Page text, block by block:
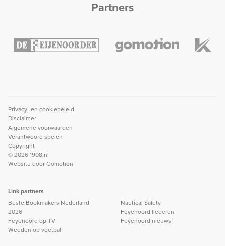
Partners
Privacy- en cookiebeleid
Disclaimer
Algemene voorwaarden
Verantwoord spelen
Copyright
© 2026 1908.nl
Website doorGomotion
Link partners
Beste Bookmakers Nederland
2026
Feyenoord op TV
Wedden op voetbal
Nautical Safety
Feyenoord liederen
Feyenoord nieuws